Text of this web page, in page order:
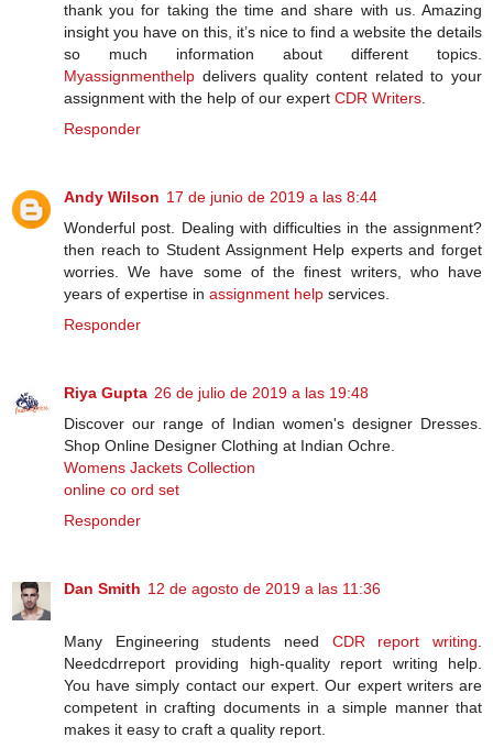
thank you for taking the time and share with us. Amazing
insight you have on this, it’s nice to find a website the details
so much information about different topics.
Myassignmenthelp delivers quality content related to your
assignment with the help of our expert CDR Writers.
Responder
Andy Wilson 17 de junio de 2019 a las 8:44
Wonderful post. Dealing with difficulties in the assignment?
then reach to Student Assignment Help experts and forget
worries. We have some of the finest writers, who have
years of expertise in assignment help services.
Responder
Riya Gupta 26 de julio de 2019 a las 19:48
Discover our range of Indian women's designer Dresses.
Shop Online Designer Clothing at Indian Ochre.
Womens Jackets Collection
online co ord set
Responder
Dan Smith 12 de agosto de 2019 a las 11:36
Many Engineering students need CDR report writing.
Needcdrreport providing high-quality report writing help.
You have simply contact our expert. Our expert writers are
competent in crafting documents in a simple manner that
makes it easy to craft a quality report.